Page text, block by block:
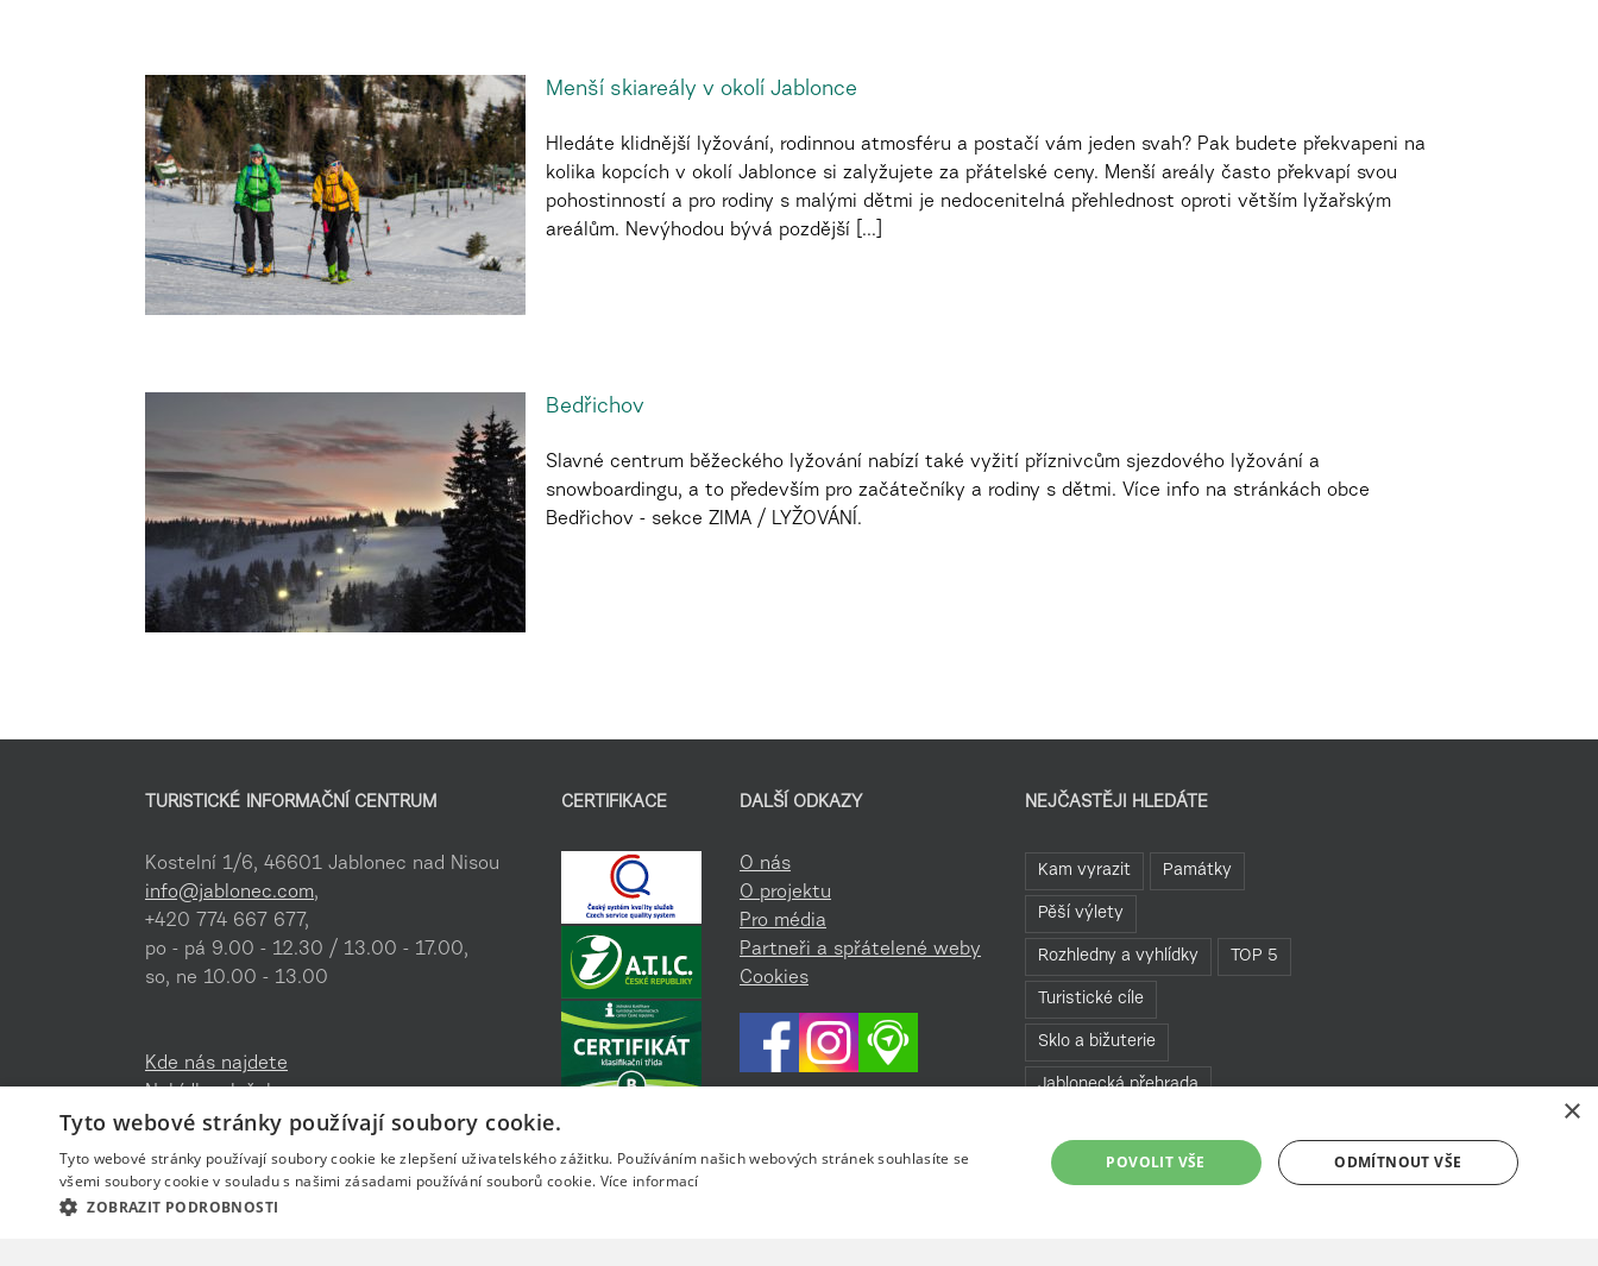
Menší skiareály v okolí Jablonce
Hledáte klidnější lyžování, rodinnou atmosféru a postačí vám jeden svah? Pak budete překvapeni na
kolika kopcích v okolí Jablonce si zalyžujete za přátelské ceny. Menší areály často překvapí svou
pohostinností a pro rodiny s malými dětmi je nedocenitelná přehlednost oproti větším lyžařským
areálům. Nevýhodou bývá pozdější [...]
Bedřichov
Slavné centrum běžeckého lyžování nabízí také vyžití příznivcům sjezdového lyžování a
snowboardingu, a to především pro začátečníky a rodiny s dětmi. Více info na stránkách obce
Bedřichov - sekce ZIMA / LYŽOVÁNÍ.
TURISTICKÉ INFORMAČNÍ CENTRUM
Kostelní 1/6, 46601 Jablonec nad Nisou
info@jablonec.com,
+420 774 667 677,
po - pá 9.00 - 12.30 / 13.00 - 17.00,
so, ne 10.00 - 13.00
Kde nás najdete
Nabídka služeb
Ke stažení
CERTIFIKACE DALŠÍ ODKAZY
O nás
O projektu
Pro média
Partneři a spřátelené weby
Cookies
NEJČASTĚJI HLEDÁTE
Kam vyrazit Památky
Pěší výlety
Rozhledny a vyhlídky TOP 5
Turistické cíle
Sklo a bižuterie
Jablonecká přehrada
Bavte se v Jablonci
×
Tyto webové stránky používají soubory cookie.
Tyto webové stránky používají soubory cookie ke zlepšení uživatelského zážitku. Používáním našich webových stránek souhlasíte se
všemi soubory cookie v souladu s našimi zásadami používání souborů cookie. Více informací
ZOBRAZIT PODROBNOSTI
POVOLIT VŠE ODMÍTNOUT VŠE